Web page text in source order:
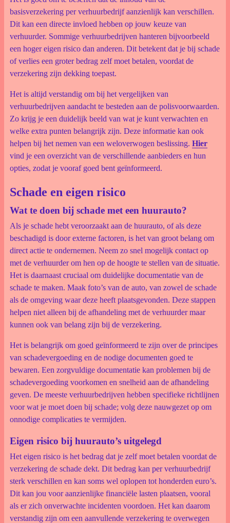
basisverzekering per verhuurbedrijf aanzienlijk kan verschillen.
Dit kan een directe invloed hebben op jouw keuze van
verhuurder. Sommige verhuurbedrijven hanteren bijvoorbeeld
een hoger eigen risico dan anderen. Dit betekent dat je bij schade
of verlies een groter bedrag zelf moet betalen, voordat de
verzekering zijn dekking toepast.
Het is altijd verstandig om bij het vergelijken van
verhuurbedrijven aandacht te besteden aan de polisvoorwaarden.
Zo krijg je een duidelijk beeld van wat je kunt verwachten en
welke extra punten belangrijk zijn. Deze informatie kan ook
helpen bij het nemen van een weloverwogen beslissing. Hier
vind je een overzicht van de verschillende aanbieders en hun
opties, zodat je vooraf goed bent geïnformeerd.
Schade en eigen risico
Wat te doen bij schade met een huurauto?
Als je schade hebt veroorzaakt aan de huurauto, of als deze
beschadigd is door externe factoren, is het van groot belang om
direct actie te ondernemen. Neem zo snel mogelijk contact op
met de verhuurder om hen op de hoogte te stellen van de situatie.
Het is daarnaast cruciaal om duidelijke documentatie van de
schade te maken. Maak foto’s van de auto, van zowel de schade
als de omgeving waar deze heeft plaatsgevonden. Deze stappen
helpen niet alleen bij de afhandeling met de verhuurder maar
kunnen ook van belang zijn bij de verzekering.
Het is belangrijk om goed geïnformeerd te zijn over de principes
van schadevergoeding en de nodige documenten goed te
bewaren. Een zorgvuldige documentatie kan problemen bij de
schadevergoeding voorkomen en snelheid aan de afhandeling
geven. De meeste verhuurbedrijven hebben specifieke richtlijnen
voor wat je moet doen bij schade; volg deze nauwgezet op om
onnodige complicaties te vermijden.
Eigen risico bij huurauto’s uitgelegd
Het eigen risico is het bedrag dat je zelf moet betalen voordat de
verzekering de schade dekt. Dit bedrag kan per verhuurbedrijf
sterk verschillen en kan soms wel oplopen tot honderden euro’s.
Dit kan jou voor aanzienlijke financiële lasten plaatsen, vooral
als er zich onverwachte incidenten voordoen. Het kan daarom
verstandig zijn om een aanvullende verzekering te overwegen